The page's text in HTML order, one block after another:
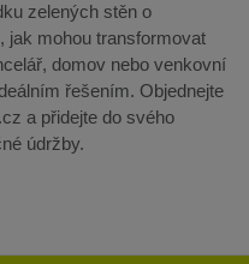
zelených stěn o
jak mohou transformovat
domov nebo venkovní
řešením. Objednejte
a přidejte do svého
údržby.